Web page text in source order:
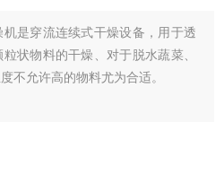
是穿流连续式干燥设备，用于透
状物料的干燥、对于脱水蔬菜、
不允许高的物料尤为合适。